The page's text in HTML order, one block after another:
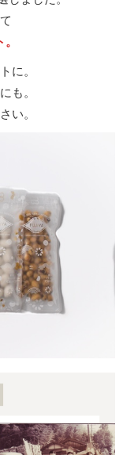
に。
も。
い。